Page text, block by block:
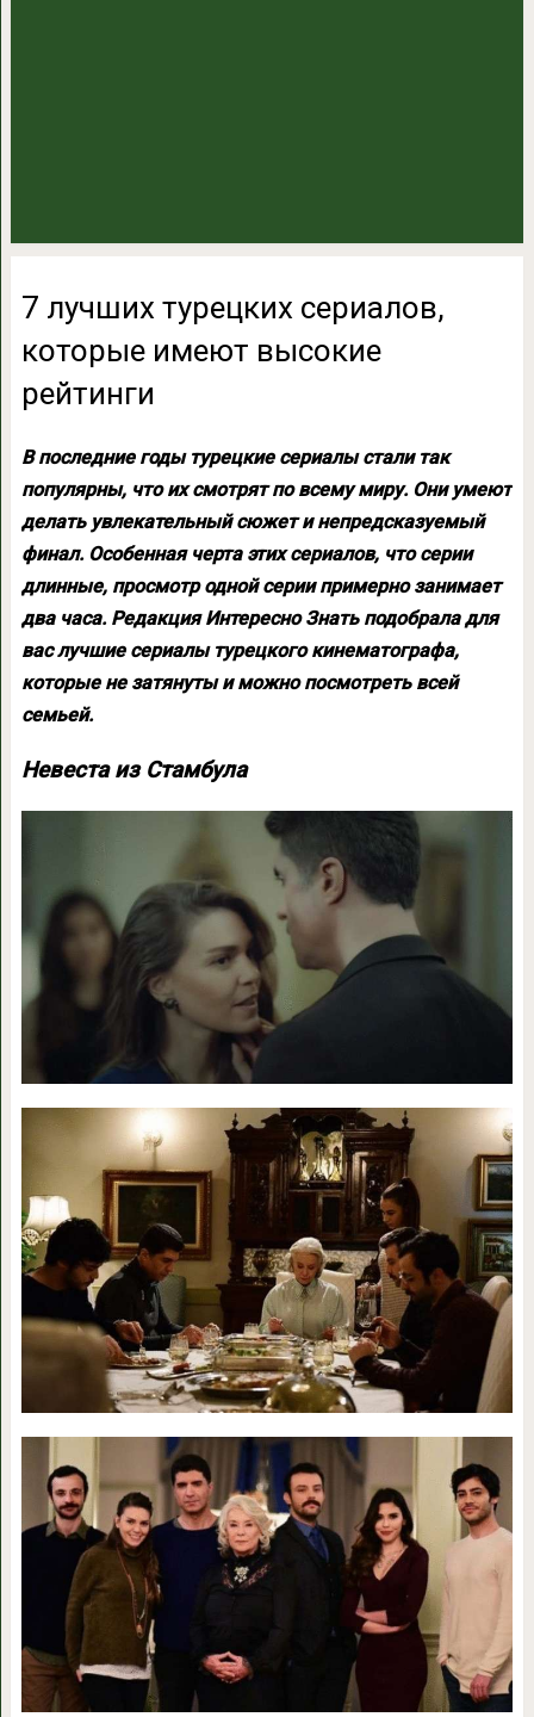
7 лучших турецких сериалов,
которые имеют высокие
рейтинги
В последние годы турецкие сериалы стали так
популярны, что их смотрят по всему миру. Они умеют
делать увлекательный сюжет и непредсказуемый
финал. Особенная черта этих сериалов, что серии
длинные, просмотр одной серии примерно занимает
два часа. Редакция Интересно Знать подобрала для
вас лучшие сериалы турецкого кинематографа,
которые не затянуты и можно посмотреть всей
семьей.
Невеста из Стамбула